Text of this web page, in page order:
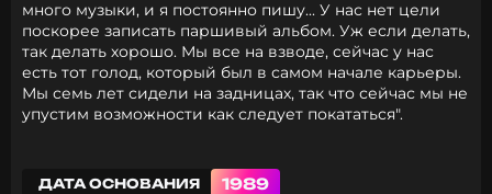
много музыки, и я постоянно пишу... У нас нет цели
поскорее записать паршивый альбом. Уж если делать,
так делать хорошо. Мы все на взводе, сейчас у нас
есть тот голод, который был в самом начале карьеры.
Мы семь лет сидели на задницах, так что сейчас мы не
упустим возможности как следует покататься".
ДАТА ОСНОВАНИЯ 1989